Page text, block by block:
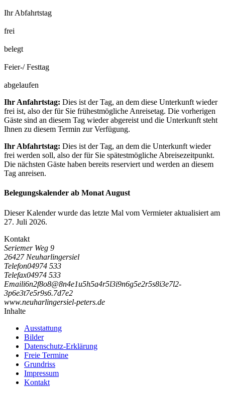
Ihr Abfahrtstag
frei
belegt
Feier-/ Festtag
abgelaufen
Ihr Anfahrtstag: Dies ist der Tag, an dem diese Unterkunft wieder
frei ist, also der für Sie frühestmögliche Anreisetag. Die vorherigen
Gäste sind an diesem Tag wieder abgereist und die Unterkunft steht
Ihnen zu diesem Termin zur Verfügung.
Ihr Abfahrtstag: Dies ist der Tag, an dem die Unterkunft wieder
frei werden soll, also der für Sie spätestmögliche Abreisezeitpunkt.
Die nächsten Gäste haben bereits reserviert und werden an diesem
Tag anreisen.
Belegungskalender ab Monat August
Dieser Kalender wurde das letzte Mal vom Vermieter aktualisiert am
27. Juli 2026.
Kontakt
Seriemer Weg 9
26427 Neuharlingersiel
Telefon04974 533
Telefax04974 533
Emaili6n2f8o8@8n4e1u5h5a4r5l3i9n6g5e2r5s8i3e7l2-
3p6e3t7e5r9s6.7d7e2
www.neuharlingersiel-peters.de
Inhalte
Ausstattung
Bilder
Datenschutz-Erklärung
Freie Termine
Grundriss
Impressum
Kontakt